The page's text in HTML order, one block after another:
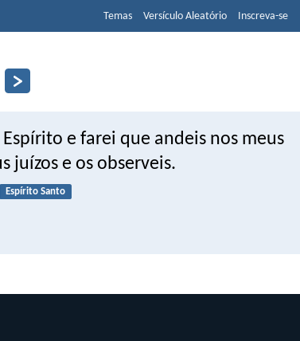
Temas Versículo Aleatório Inscreva-se
e farei que andeis nos meus
juízos e os observeis.
Espírito Santo